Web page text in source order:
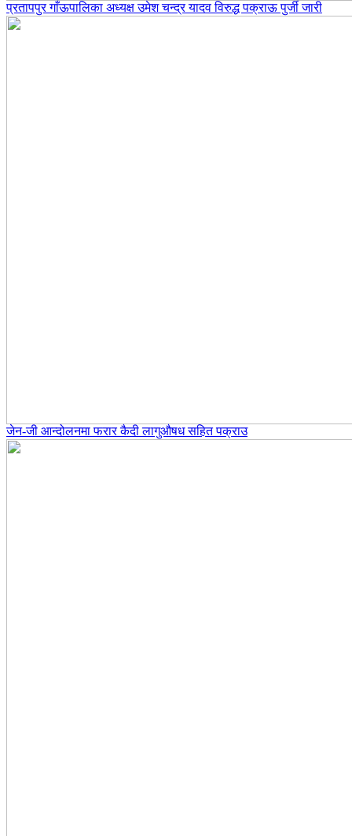
प्रतापपुर गाँऊपालिका अध्यक्ष उमेश चन्द्र यादव विरुद्ध पक्राऊ पुर्जी जारी
जेन-जी आन्दोलनमा फरार कैदी लागुऔषध सहित पक्राउ